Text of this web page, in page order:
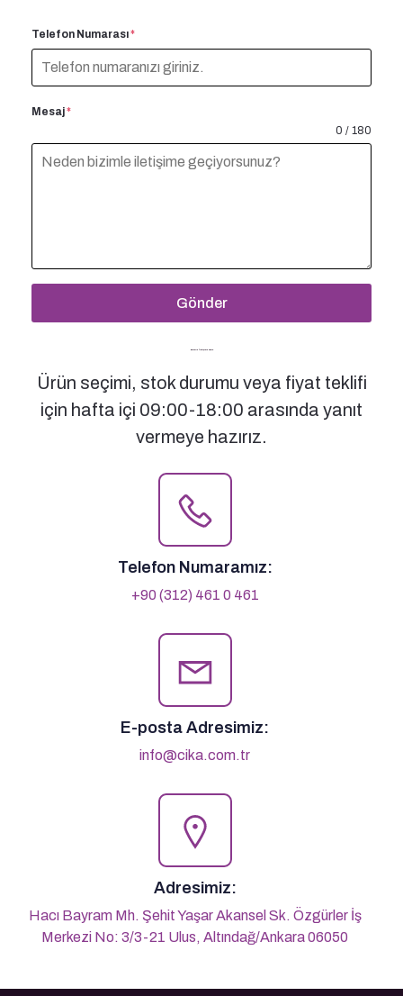
Telefon Numarası*
Mesaj*
0 / 180
Gönder
Bizimle İletişime Geçin
Ürün seçimi, stok durumu veya fiyat teklifi
için hafta içi 09:00-18:00 arasında yanıt
vermeye hazırız.
Telefon Numaramız:
+90 (312) 461 0 461
E-posta Adresimiz:
info@cika.com.tr
Adresimiz:
Hacı Bayram Mh. Şehit Yaşar Akansel Sk. Özgürler İş
Merkezi No: 3/3-21 Ulus, Altındağ/Ankara 06050